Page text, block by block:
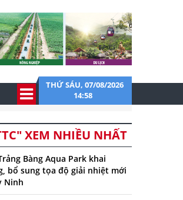
THỨ SÁU, 07/08/2026
14:58
XEM NHIỀU NHẤT
Bàng Aqua Park khai
bổ sung tọa độ giải nhiệt mới
Ninh